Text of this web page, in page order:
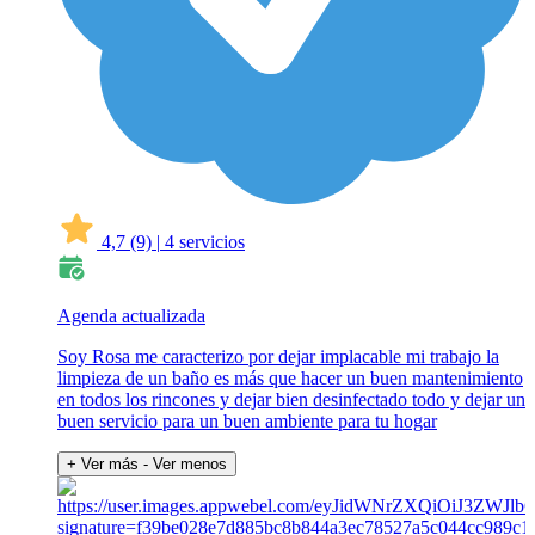
4,7 (9) | 4 servicios
Agenda actualizada
Soy Rosa me caracterizo por dejar implacable mi trabajo la
limpieza de un baño es más que hacer un buen mantenimiento
en todos los rincones y dejar bien desinfectado todo y dejar un
buen servicio para un buen ambiente para tu hogar
+ Ver más - Ver menos